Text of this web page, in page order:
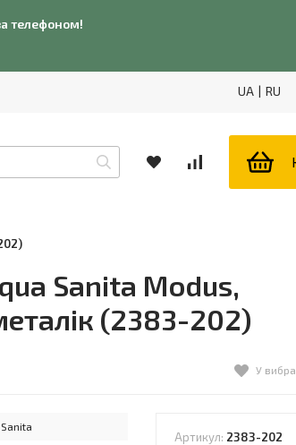
телефоном!
UA | RU
Sanita Modus,
(2383-202)
У
Артикул: 2383-202